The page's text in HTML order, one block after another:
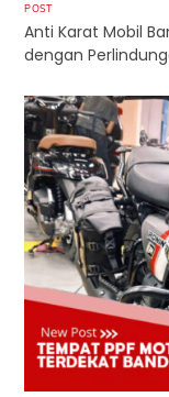
POST
Anti Karat Mobil
dengan